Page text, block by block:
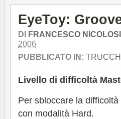
EyeToy:
DI FRANCESCO
2006
PUBBLICATO IN:
Livello di difficoltà
Per sbloccare la
con modalità Hard.